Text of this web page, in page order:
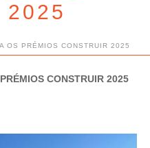
2025
OS PRÉMIOS CONSTRUIR 2025
CONSTRUIR 2025